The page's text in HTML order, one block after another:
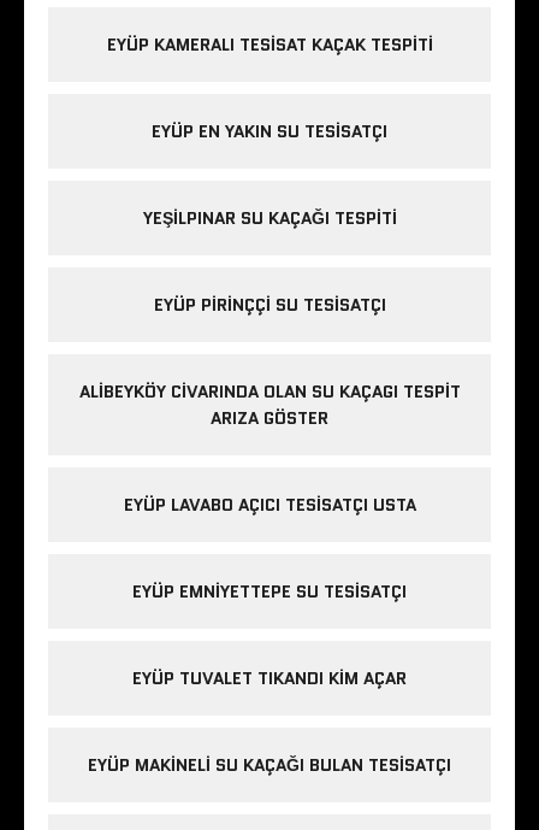
EYÜP KAMERALI TESISAT KAÇAK TESPITI
EYÜP EN YAKIN SU TESISATÇI
YEŞILPINAR SU KAÇAĞI TESPITI
EYÜP PIRINÇÇI SU TESISATÇI
ALIBEYKÖY CIVARINDA OLAN SU KAÇAGI TESPIT
ARIZA GÖSTER
EYÜP LAVABO AÇICI TESISATÇI USTA
EYÜP EMNIYETTEPE SU TESISATÇI
EYÜP TUVALET TIKANDI KIM AÇAR
EYÜP MAKINELI SU KAÇAĞI BULAN TESISATÇI